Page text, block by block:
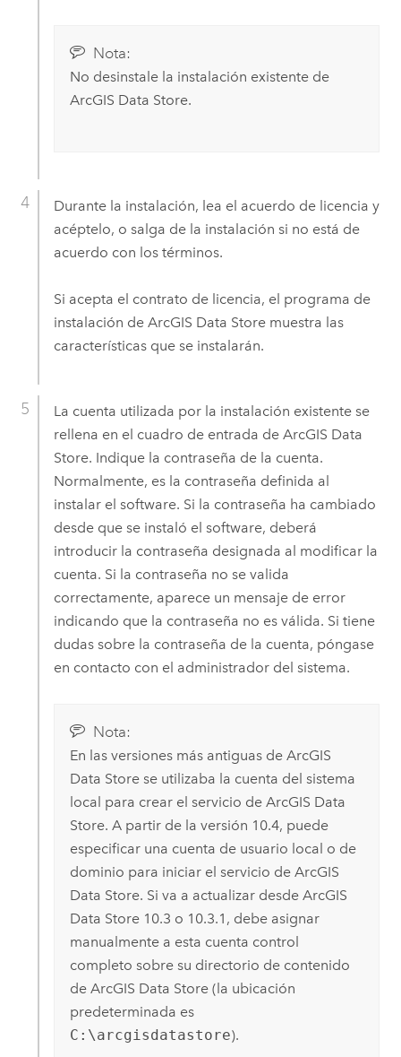
Nota:
No desinstale la instalación existente de
ArcGIS Data Store.
Durante la instalación, lea el acuerdo de licencia y
acéptelo, o salga de la instalación si no está de
acuerdo con los términos.
Si acepta el contrato de licencia, el programa de
instalación de ArcGIS Data Storemuestra las
características que se instalarán.
La cuenta utilizada por la instalación existente se
rellena en el cuadro de entrada de ArcGIS Data
Store. Indique la contraseña de la cuenta.
Normalmente, es la contraseña definida al
instalar el software. Si la contraseña ha cambiado
desde que se instaló el software, deberá
introducir la contraseña designada al modificar la
cuenta. Si la contraseña no se valida
correctamente, aparece un mensaje de error
indicando que la contraseña no es válida. Si tiene
dudas sobre la contraseña de la cuenta, póngase
en contacto con el administrador del sistema.
Nota:
En las versiones más antiguas de ArcGIS
Data Storese utilizaba la cuenta del sistema
local para crear el servicio de ArcGIS Data
Store. A partir de la versión 10.4, puede
especificar una cuenta de usuario local o de
dominio para iniciar el servicio de ArcGIS
Data Store. Si va a actualizar desde ArcGIS
Data Store10.3 o 10.3.1, debe asignar
manualmente a esta cuenta control
completo sobre su directorio de contenido
de ArcGIS Data Store(la ubicación
predeterminada es
C:\arcgisdatastore).